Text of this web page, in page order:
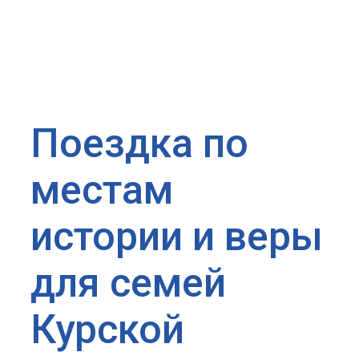
Поездка по
местам
истории и веры
для семей
Курской